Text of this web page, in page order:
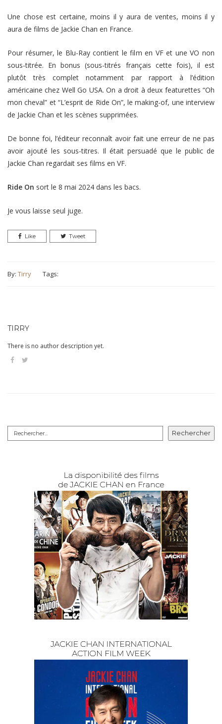
Une chose est certaine, moins il y aura de ventes, moins il y
aura de films de Jackie Chan en France.
Pour résumer, le Blu-Ray contient le film en VF et une VO non
sous-titrée. En bonus (sous-titrés français cette fois), il est
plutôt très complet notamment par rapport à l’édition
américaine chez Well Go USA. On a droit à deux featurettes “Oh
mon cheval” et “L’esprit de Ride On”, le making-of, une interview
de Jackie Chan et les scènes supprimées.
De bonne foi, l’éditeur reconnaît avoir fait une erreur de ne pas
avoir ajouté les sous-titres. Il était persuadé que le public de
Jackie Chan regardait ses films en VF.
Ride On sort le 8 mai 2024 dans les bacs.
Je vous laisse seul juge.
Like Tweet
By: Tirry Tags:
TIRRY
There is no author description yet.
Rechercher
Rechercher